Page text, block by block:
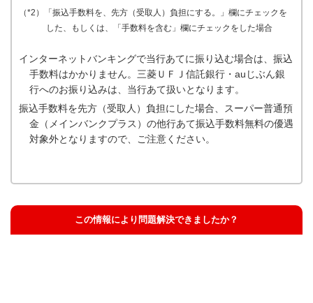
（*2）「振込手数料を、先方（受取人）負担にする。」欄にチェックを
した、もしくは、「手数料を含む」欄にチェックをした場合
インターネットバンキングで当行あてに振り込む場合は、振込
手数料はかかりません。三菱ＵＦＪ信託銀行・auじぶん銀
行へのお振り込みは、当行あて扱いとなります。
振込手数料を先方（受取人）負担にした場合、スーパー普通預
金（メインバンクプラス）の他行あて振込手数料無料の優遇
対象外となりますので、ご注意ください。
この情報により問題解決できましたか？